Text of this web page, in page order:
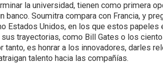
la universidad, tienen como primera
banco. Soumitra compara con Francia, y
Estados Unidos, en los que estos papeles
trayectorias, como Bill Gates o los
es honrar a los innovadores, darles
talento hacia las compañías.